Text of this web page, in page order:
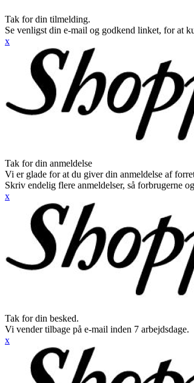
Tak for din tilmelding.
Se venligst din e-mail og godkend linket, for at
x
Tak for din anmeldelse
Vi er glade for at du giver din anmeldelse af
Skriv endelig flere anmeldelser, så forbrugerne
x
Tak for din besked.
Vi vender tilbage på e-mail inden 7 arbejdsdage.
x